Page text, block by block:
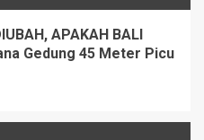
APAKAH BALI
Gedung 45 Meter Picu